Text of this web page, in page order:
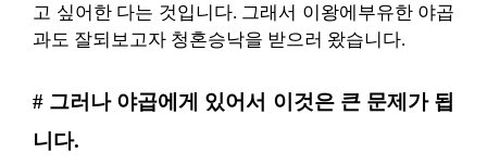
고 싶어한 다는 것입니다. 그래서 이왕에부유한 야곱
과도 잘되보고자 청혼승낙을 받으러 왔습니다.
# 그러나 야곱에게 있어서 이것은 큰 문제가 됩
니다.